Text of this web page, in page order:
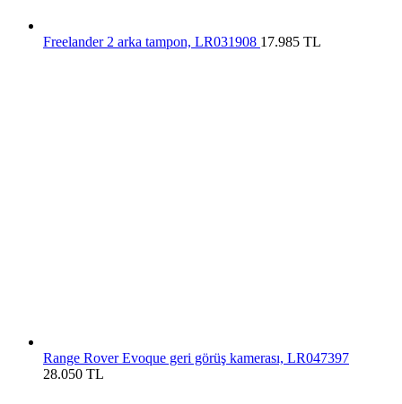
Freelander 2 arka tampon, LR031908 17.985 TL
Range Rover Evoque geri görüş kamerası, LR047397
28.050 TL